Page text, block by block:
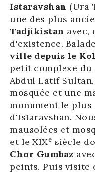
Istaravshan (Ura
une des plus
Tadjikistan avec,
d'existence.
ville depuis le
petit complexe du
Abdul Latif
mosquée et une
monument le plus
d'Istaravshan.
mausolées et
et le XIXe siècle
Chor Gumbaz
peints. Puis visite